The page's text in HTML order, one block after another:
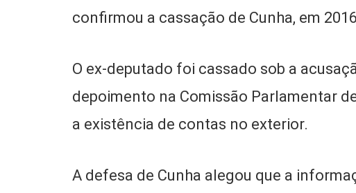
confirmou a cassação de Cunha, em
O ex-deputado foi cassado sob a
depoimento na Comissão Parlamentar
a existência de contas no exterior.
A defesa de Cunha alegou que a